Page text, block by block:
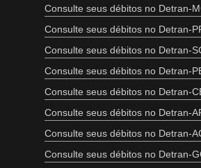
Consulte seus débitos no Detran-
Consulte seus débitos no Detran-
Consulte seus débitos no Detran-
Consulte seus débitos no Detran-
Consulte seus débitos no Detran-
Consulte seus débitos no Detran-
Consulte seus débitos no Detran-
Consulte seus débitos no Detran-